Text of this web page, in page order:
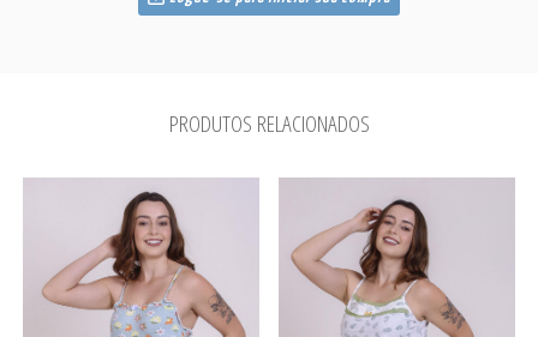
PRODUTOS RELACIONADOS